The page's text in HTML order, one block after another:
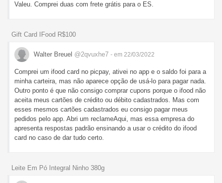
Valeu. Comprei duas com frete grátis para o ES.
Gift Card IFood R$100
Walter Breuel @2qvuxhe7 - em 22/03/2022
Comprei um ifood card no picpay, ativei no app e o saldo foi para a
minha carteira, mas não aparece opção de usá-lo para pagar nada.
Outro ponto é que não consigo comprar cupons porque o ifood não
aceita meus cartões de crédito ou débito cadastrados. Mas com
esses mesmos cartões cadastrados eu consigo pagar meus
pedidos pelo app. Abri um reclameAqui, mas essa empresa do
apresenta respostas padrão ensinando a usar o crédito do ifood
card no caso de dar tudo certo.
Leite Em Pó Integral Ninho 380g